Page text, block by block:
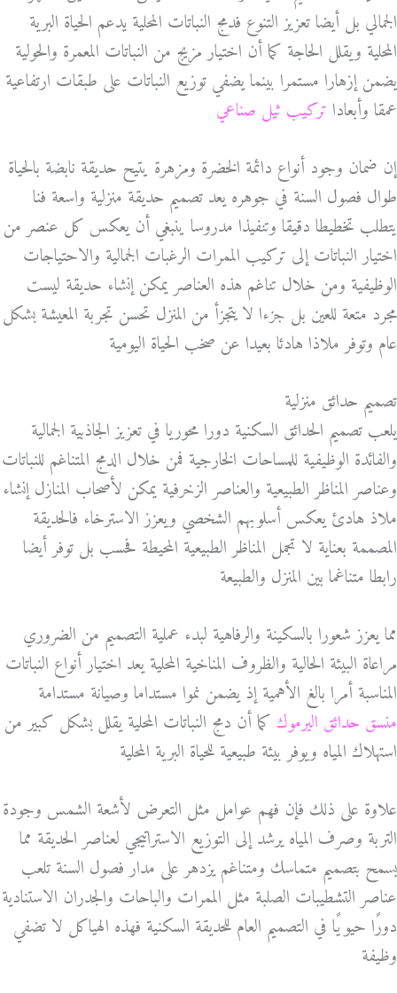
الجمالي بل أيضا تعزيز التنوع فدمج النباتات المحلية يدعم الحياة البرية
المحلية ويقلل الحاجة كما أن اختيار مزيج من النباتات المعمرة والحولية
يضمن إزهارا مستمرا بينما يضفي توزيع النباتات على طبقات ارتفاعية
عمقا وأبعادا تركيب ثيل صناعي
إن ضمان وجود أنواع دائمة الخضرة ومزهرة يتيح حديقة نابضة بالحياة
طوال فصول السنة في جوهره يعد تصميم حديقة منزلية واسعة فنا
يتطلب تخطيطا دقيقا وتنفيذا مدروسا ينبغي أن يعكس كل عنصر من
اختيار النباتات إلى تركيب الممرات الرغبات الجمالية والاحتياجات
الوظيفية ومن خلال تناغم هذه العناصر يمكن إنشاء حديقة ليست
مجرد متعة للعين بل جزءا لا يتجزأ من المنزل تحسن تجربة المعيشة بشكل
عام وتوفر ملاذا هادئا بعيدا عن صخب الحياة اليومية
تصميم حدائق منزلية
يلعب تصميم الحدائق السكنية دورا محوريا في تعزيز الجاذبية الجمالية
والفائدة الوظيفية للمساحات الخارجية فمن خلال الدمج المتناغم للنباتات
وعناصر المناظر الطبيعية والعناصر الزخرفية يمكن لأصحاب المنازل إنشاء
ملاذ هادئ يعكس أسلوبهم الشخصي ويعزز الاسترخاء فالحديقة
المصممة بعناية لا تجمل المناظر الطبيعية المحيطة فحسب بل توفر أيضا
رابطا متناغما بين المنزل والطبيعة
مما يعزز شعورا بالسكينة والرفاهية لبدء عملية التصميم من الضروري
مراعاة البيئة الحالية والظروف المناخية المحلية يعد اختيار أنواع النباتات
المناسبة أمرا بالغ الأهمية إذ يضمن نموا مستداما وصيانة مستدامة
منسق حدائق اليرموك كما أن دمج النباتات المحلية يقلل بشكل كبير من
استهلاك المياه ويوفر بيئة طبيعية للحياة البرية المحلية
علاوة على ذلك فإن فهم عوامل مثل التعرض لأشعة الشمس وجودة
التربة وصرف المياه يرشد إلى التوزيع الاستراتيجي لعناصر الحديقة مما
يسمح بتصميم متماسك ومتناغم يزدهر على مدار فصول السنة تلعب
عناصر التشطيبات الصلبة مثل الممرات والباحات والجدران الاستنادية
دورًا حيويًا في التصميم العام للحديقة السكنية فهذه الهياكل لا تضفي
وظيفة